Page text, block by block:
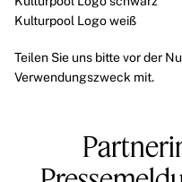
Kulturpool Logo weiß
Teilen Sie uns bitte vor der
Verwendungszweck mit.